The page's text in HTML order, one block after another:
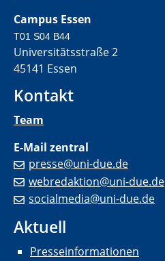
Campus Essen
T01 S04 B44
Universitätsstraße 2
45141 Essen
Kontakt
Team
E-Mail zentral
presse@uni-due.de
webredaktion@uni-due.de
socialmedia@uni-due.de
Aktuell
Presseinformationen